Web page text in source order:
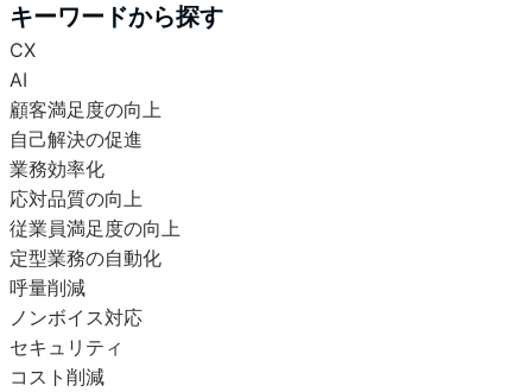
キーワードから探す
CX
AI
顧客満足度の向上
自己解決の促進
業務効率化
応対品質の向上
従業員満足度の向上
定型業務の自動化
呼量削減
ノンボイス対応
セキュリティ
コスト削減